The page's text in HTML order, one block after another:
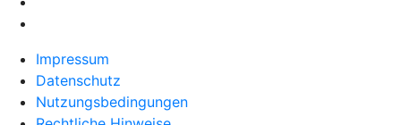
Impressum
Datenschutz
Nutzungsbedingungen